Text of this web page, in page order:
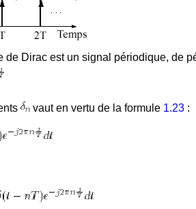
de Dirac est un signal périodique, de
vaut en vertu de la formule 1.23 :